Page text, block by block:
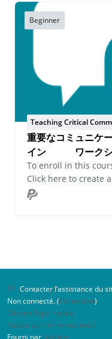
Beginner
Teaching Critical
重要なコミュニケ
イン ワークシ
To enroll in this
Click here to create
Contacter l’assistance du
Non connecté. (Connexion)
Obtenir l’app mobile
Passer au thème standard